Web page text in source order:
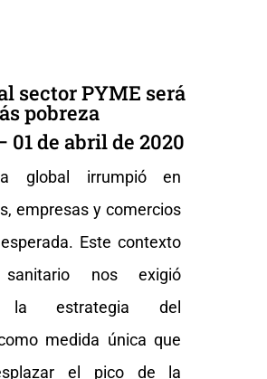
sector PYME será
pobreza
01 de abril de 2020
global irrumpió en
empresas y comercios
Este contexto
nos exigió
la estrategia del
medida única que
el pico de la